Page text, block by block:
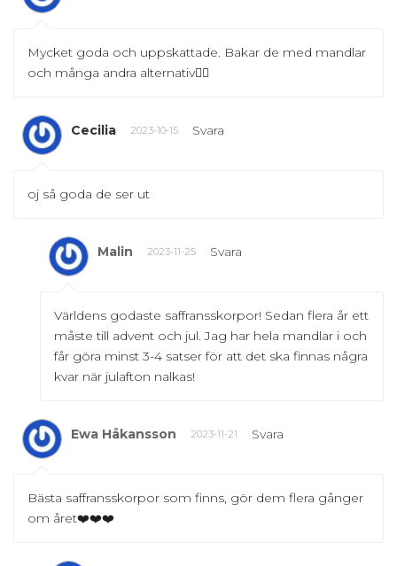
Mycket goda och uppskattade. Bakar de med mandlar
och många andra alternativ👌🏻
Cecilia 2023-10-15 Svara
oj så goda de ser ut
Malin 2023-11-25 Svara
Världens godaste saffransskorpor! Sedan flera år ett
måste till advent och jul. Jag har hela mandlar i och
får göra minst 3-4 satser för att det ska finnas några
kvar när julafton nalkas!
Ewa Håkansson 2023-11-21 Svara
Bästa saffransskorpor som finns, gör dem flera gånger
om året❤️❤️❤️